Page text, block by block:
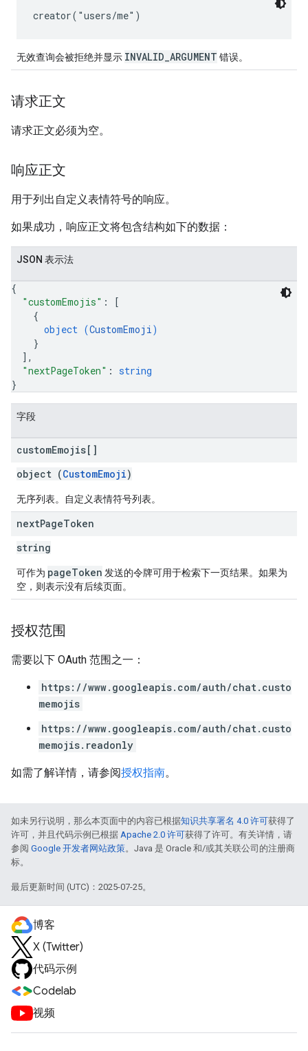
无效查询会被拒绝并显示 INVALID_ARGUMENT 错误。
请求正文
请求正文必须为空。
响应正文
用于列出自定义表情符号的响应。
如果成功，响应正文将包含结构如下的数据：
JSON 表示法
{
"customEmojis" :
[
{
object (CustomEmoji)
}
] ,
"nextPageToken" : string
}
字段
customEmojis[]
object (CustomEmoji)
无序列表。自定义表情符号列表。
nextPageToken
string
可作为 pageToken 发送的令牌可用于检索下一页结果。如果为
空，则表示没有后续页面。
授权范围
需要以下 OAuth 范围之一：
https://www.googleapis.com/auth/chat.custo
memojis
https://www.googleapis.com/auth/chat.custo
memojis.readonly
如需了解详情，请参阅授权指南。
如未另行说明，那么本页面中的内容已根据知识共享署名 4.0 许可获得了
许可，并且代码示例已根据 Apache 2.0 许可获得了许可。有关详情，请
参阅 Google 开发者网站政策。Java 是 Oracle 和/或其关联公司的注册商
标。
最后更新时间 (UTC)：2025-07-25。
博客
X (Twitter)
代码示例
Codelab
视频